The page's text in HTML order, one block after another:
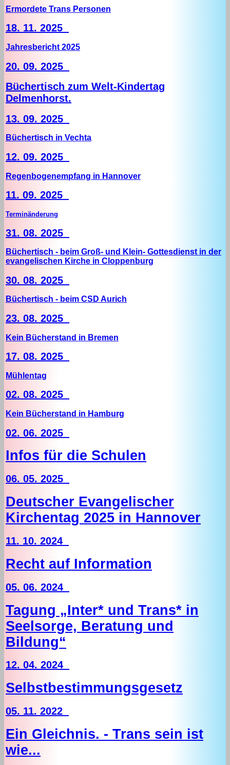
Ermordete Trans Personen
18. 11. 2025
Jahresbericht 2025
20. 09. 2025
Büchertisch zum Welt-Kindertag
Delmenhorst.
13. 09. 2025
Büchertisch in Vechta
12. 09. 2025
Regenbogenempfang in Hannover
11. 09. 2025
Terminänderung
31. 08. 2025
Büchertisch - beim Groß- und Klein- Gottesdienst in der
evangelischen Kirche in Cloppenburg
30. 08. 2025
Büchertisch - beim CSD Aurich
23. 08. 2025
Kein Bücherstand in Bremen
17. 08. 2025
Mühlentag
02. 08. 2025
Kein Bücherstand in Hamburg
02. 06. 2025
Infos für die Schulen
06. 05. 2025
Deutscher Evangelischer
Kirchentag 2025 in Hannover
11. 10. 2024
Recht auf Information
05. 06. 2024
Tagung „Inter* und Trans* in
Seelsorge, Beratung und
Bildung“
12. 04. 2024
Selbstbestimmungsgesetz
05. 11. 2022
Ein Gleichnis. - Trans sein ist
wie...